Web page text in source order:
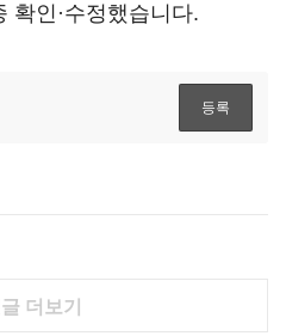
확인·수정했습니다.
더보기